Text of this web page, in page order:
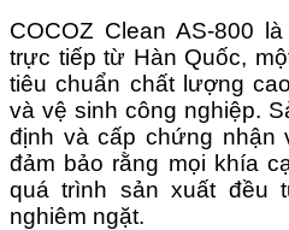
COCOZ Clean AS-800
trực tiếp từ Hàn Quốc,
tiêu chuẩn chất lượng
và vệ sinh công nghiệp.
định và cấp chứng nhận
đảm bảo rằng mọi khía
quá trình sản xuất đều
nghiêm ngặt.